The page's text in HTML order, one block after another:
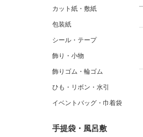
カット紙・敷紙
包装紙
シール・テープ
飾り・小物
飾りゴム・輪ゴム
ひも・リボン・水引
イベントバッグ・巾着袋
手提袋・風呂敷